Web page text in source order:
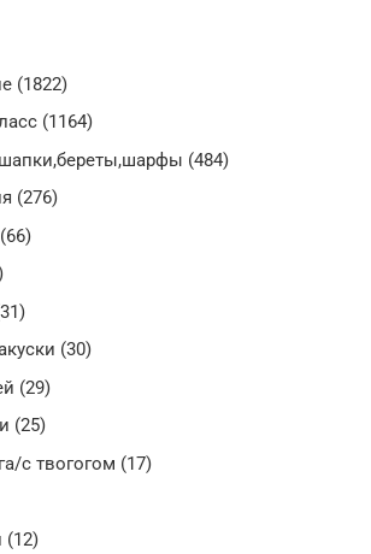
(1822)
(1164)
(484)
(276)
(30)
(29)
(25)
с твогогом (17)
(12)